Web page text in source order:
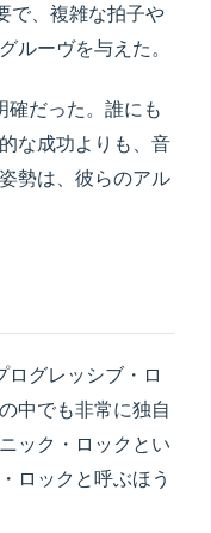
で、複雑な拍子や
ルーヴを与えた。
確だった。誰にも
な成功よりも、音
勢は、彼らのアル
ログレッシブ・ロ
中でも非常に独自
ック・ロックとい
ロックと呼ぶほう